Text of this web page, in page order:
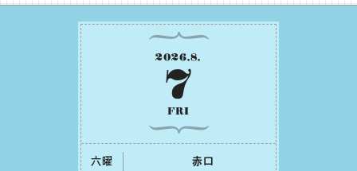
2026.8.
7
FRI
六曜 ⾚⼝